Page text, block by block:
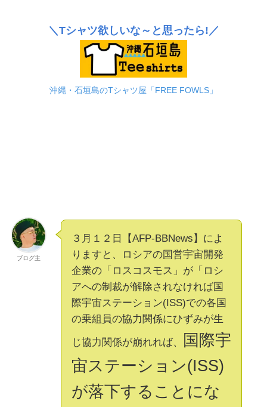
＼Tシャツ欲しいな～と思ったら!／
沖縄・石垣島のTシャツ屋「FREE FOWLS」
ブログ主
３月１２日【AFP-BBNews】によ
りますと、ロシアの国営宇宙開発
企業の「ロスコスモス」が「ロシ
アへの制裁が解除されなければ国
際宇宙ステーション(ISS)での各国
の乗組員の協力関係にひずみが生
じ協力関係が崩れれば、
国際宇
宙ステーション(ISS)
が落下することにな